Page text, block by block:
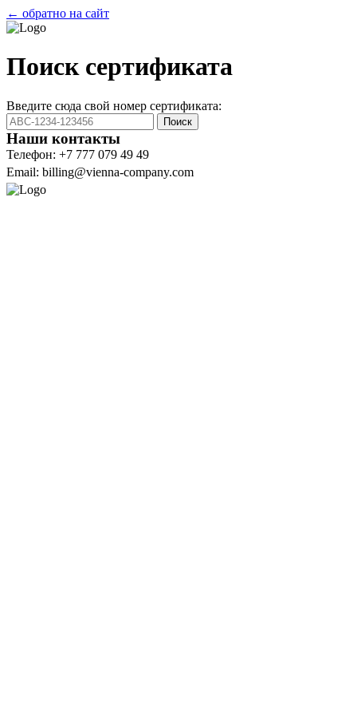
← обратно на сайт
Поиск сертификата
Введите сюда свой номер сертификата:
Поиск
Наши контакты
Телефон: +7 777 079 49 49
Email: billing@vienna-company.com